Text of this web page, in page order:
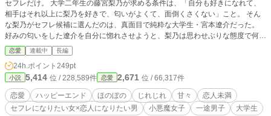
セフレだけ。 大学二年生の藤宮梨乃が求める条件は、「自分も好きになれて、
相手はそれ以上に梨乃を好きで、匂いがよくて、面倒くさくない」こと。 そん
な梨乃がセフレ候補に選んだのは、真面目で純粋な大学生・宮本遼介だった。
好みの匂いをした遼介を自分に惚れさせようと、梨乃は思わせぶりな態度で何度
も誘惑する。 ところが、少し鈍感で慎重な遼介を本気にさせようと仕掛けすぎ
た結果、好きにさせすぎてしまった。 嫉妬する。気にしすぎる。何かと口を出
す。 そして遼介は、セフレになることを拒み、梨乃と付き合いたいと言い始め
る。 「セフレの条件は、面倒くさくない人なんだけど」 「じゃあ、セフレじゃ
なくて付き合えば？」 「それは嫌」 セフレが欲しい自由奔放な女子と、恋人に
なりたい真面目で一途な男。 身体から始めたい梨乃と、身体だけでは終わりた
くない遼介の、噛み合わないのに離れられない恋愛攻防戦。
恋愛 連載中 長編
24h.ポイント 249pt
小説 5,414 位 / 228,589件 恋愛 2,671 位 / 66,317件
恋愛 ハッピーエンド ほのぼの じれじれ 甘々
恋人未満
セフレになりたい女×恋人になりたい男
小悪魔女子 一途男子 大学生